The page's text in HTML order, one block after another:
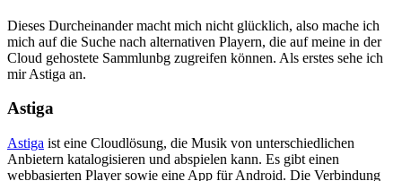
Dieses Durcheinander macht mich nicht glücklich, also mache ich
mich auf die Suche nach alternativen Playern, die auf meine in der
Cloud gehostete Sammlunbg zugreifen können. Als erstes sehe ich
mir Astiga an.
Astiga
Astiga ist eine Cloudlösung, die Musik von unterschiedlichen
Anbietern katalogisieren und abspielen kann. Es gibt einen
webbasierten Player sowie eine App für Android. Die Verbindung